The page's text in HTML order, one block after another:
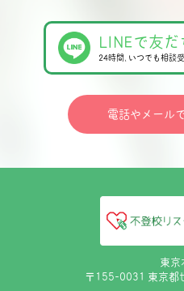
LINEで友だ
24時間､いつでも相談
電話やメール
東京
〒155-0031 東京都